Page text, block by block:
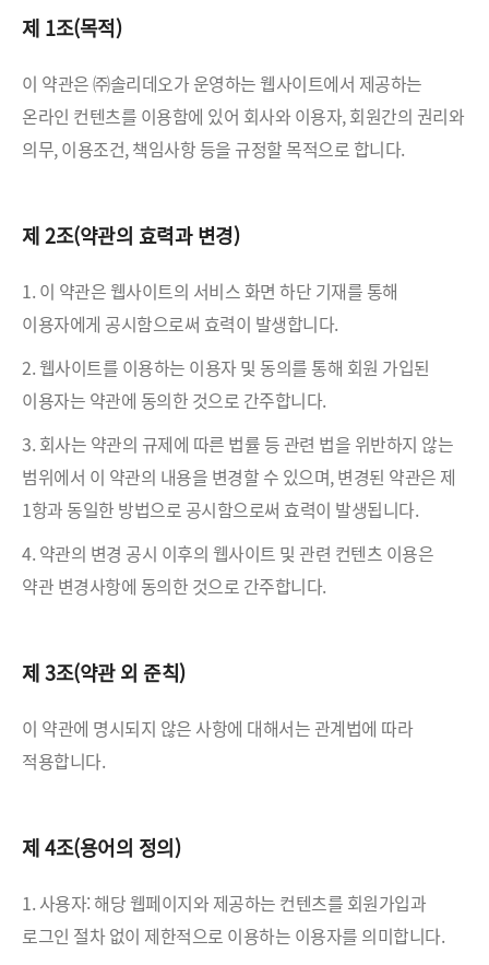
제 1조(목적)
이 약관은 ㈜솔리데오가 운영하는 웹사이트에서 제공하는
온라인 컨텐츠를 이용함에 있어 회사와 이용자, 회원간의 권리와
의무, 이용조건, 책임사항 등을 규정할 목적으로 합니다.
제 2조(약관의 효력과 변경)
1. 이 약관은 웹사이트의 서비스 화면 하단 기재를 통해
이용자에게 공시함으로써 효력이 발생합니다.
2. 웹사이트를 이용하는 이용자 및 동의를 통해 회원 가입된
이용자는 약관에 동의한 것으로 간주합니다.
3. 회사는 약관의 규제에 따른 법률 등 관련 법을 위반하지 않는
범위에서 이 약관의 내용을 변경할 수 있으며, 변경된 약관은 제
1항과 동일한 방법으로 공시함으로써 효력이 발생됩니다.
4. 약관의 변경 공시 이후의 웹사이트 및 관련 컨텐츠 이용은
약관 변경사항에 동의한 것으로 간주합니다.
제 3조(약관 외 준칙)
이 약관에 명시되지 않은 사항에 대해서는 관계법에 따라
적용합니다.
제 4조(용어의 정의)
1. 사용자: 해당 웹페이지와 제공하는 컨텐츠를 회원가입과
로그인 절차 없이 제한적으로 이용하는 이용자를 의미합니다.